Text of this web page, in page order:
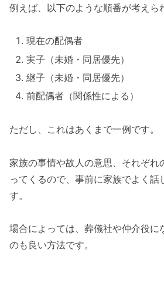
例えば、以下のような順番が考えら
現在の配偶者
実子（未婚・同居優先）
継子（未婚・同居優先）
前配偶者（関係性による）
ただし、これはあくまで一例です。
家族の事情や故人の意思、それぞれ
ってくるので、事前に家族でよく話
す。
場合によっては、葬儀社や仲介役に
のも良い方法です。